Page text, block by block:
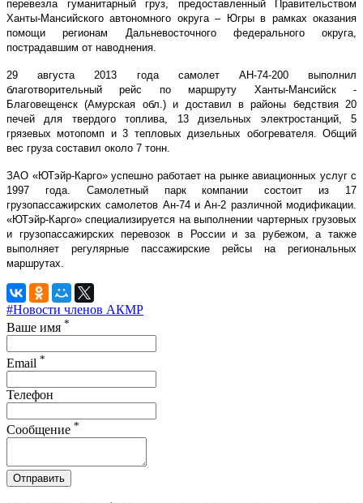
перевезла гуманитарный груз, предоставленный Правительством
Ханты-Мансийского автономного округа – Югры в рамках оказания
помощи регионам Дальневосточного федерального округа,
пострадавшим от наводнения.
29 августа 2013 года самолет АН-74-200 выполнил
благотворительный рейс по маршруту Ханты-Мансийск -
Благовещенск (Амурская обл.) и доставил в районы бедствия 20
печей для твердого топлива, 13 дизельных электростанций, 5
грязевых мотопомп и 3 тепловых дизельных обогревателя. Общий
вес груза составил около 7 тонн.
ЗАО «ЮТэйр-Карго» успешно работает на рынке авиационных услуг с
1997 года. Самолетный парк компании состоит из 17
грузопассажирских самолетов Ан-74 и Ан-2 различной модификации.
«ЮТэйр-Карго» специализируется на выполнении чартерных грузовых
и грузопассажирских перевозок в России и за рубежом, а также
выполняет регулярные пассажирские рейсы на региональных
маршрутах.
#Новости членов АКМР
Ваше имя *
Email *
Телефон
Сообщение *
Отправить